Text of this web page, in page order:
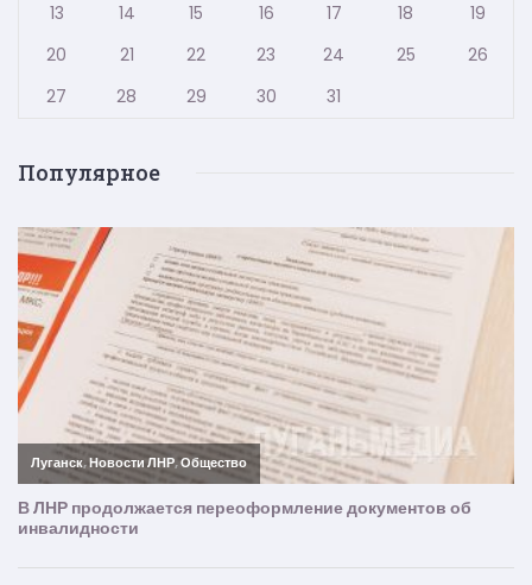
13
14 15 16 17 18
19
20
21 22 23 24 25
26
27
28 29 30 31
Популярное